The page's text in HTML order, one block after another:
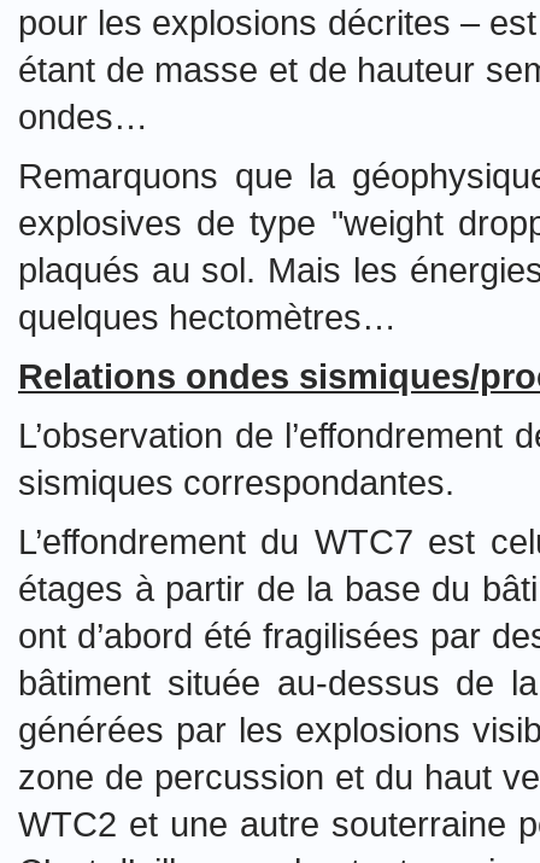
pour les explosions décrites –
étant de masse et de hauteur
ondes…
Remarquons que la
explosives de type "weight
plaqués au sol. Mais les
quelques hectomètres…
Relations ondes sismiques/
L’observation de
sismiques correspondantes.
L’effondrement du WTC7 est
étages à partir de la base du
ont d’abord été fragilisées par
bâtiment située au-dessus de
générées par les explosions
zone de percussion et du haut
WTC2 et une autre souterraine